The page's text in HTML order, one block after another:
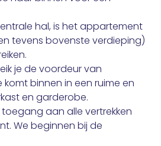
hal, is het appartement
tevens bovenste verdieping)
je de voordeur van
binnen in een ruime en
en garderobe.
aan alle vertrekken
We beginnen bij de